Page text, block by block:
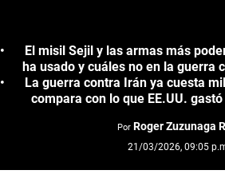
El misil Sejil y las armas más
ha usado y cuáles no en la guerra
La guerra contra Irán ya cuesta
compara con lo que EE.UU.
Por Roger Zuzunaga
21/03/2026, 09:05